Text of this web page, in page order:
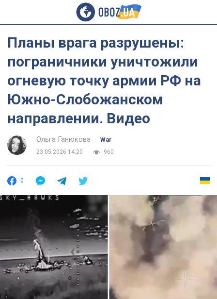
Планы врага разрушены:
пограничники уничтожили
огневую точку армии РФ на
Южно-Слобожанском
направлении. Видео
Ольга Ганюкова
War
23.05.2026 14:20
960
0